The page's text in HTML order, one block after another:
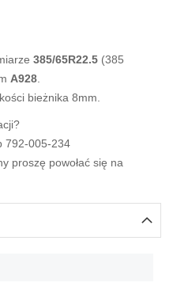
385/65R22.5 (385
A928.
bieżnika 8mm.
792-005-234
proszę powołać się na